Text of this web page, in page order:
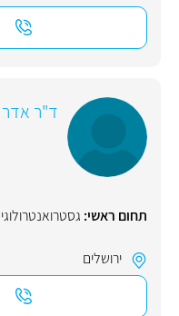
ד"ר אדר
תחום ראשי:
ירושלים